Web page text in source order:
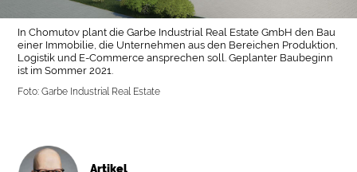
In Chomutov plant die Garbe Industrial Real Estate GmbH den Bau
einer Immobilie, die Unternehmen aus den Bereichen Produktion,
Logistik und E-Commerce ansprechen soll. Geplanter Baubeginn
ist im Sommer 2021.
Foto: Garbe Industrial Real Estate
Artikel